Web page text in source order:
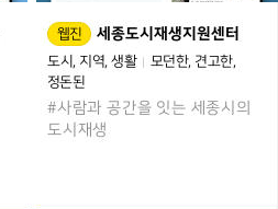
웹진 세종도시재생지원센터
도시 지역 생활 모던한 견고한
정돈된
#사람과 공간을 잇는 세종시의
도시재생